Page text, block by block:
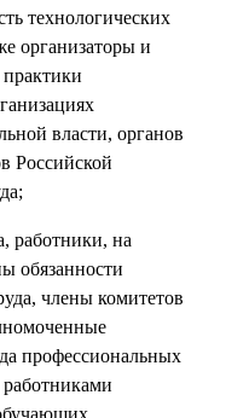
технологических
организаторы и
власти, органов
Российской
работники, на
обязанности
члены комитетов
профессиональных